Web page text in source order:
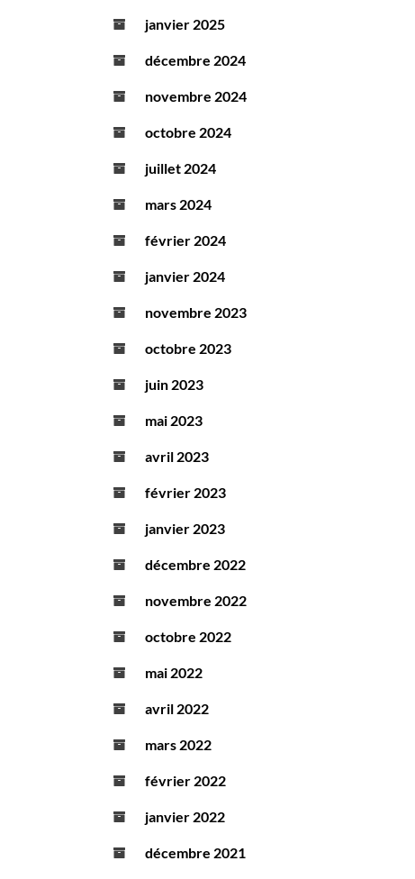
janvier 2025
décembre 2024
novembre 2024
octobre 2024
juillet 2024
mars 2024
février 2024
janvier 2024
novembre 2023
octobre 2023
juin 2023
mai 2023
avril 2023
février 2023
janvier 2023
décembre 2022
novembre 2022
octobre 2022
mai 2022
avril 2022
mars 2022
février 2022
janvier 2022
décembre 2021